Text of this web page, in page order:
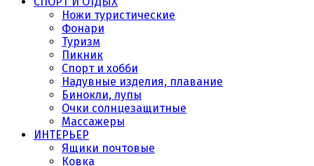
Ножи туристические
Фонари
Туризм
Пикник
Спорт и хобби
Надувные изделия, плавание
Бинокли, лупы
Очки солнцезащитные
Массажеры
ИНТЕРЬЕР
Ящики почтовые
Ковка